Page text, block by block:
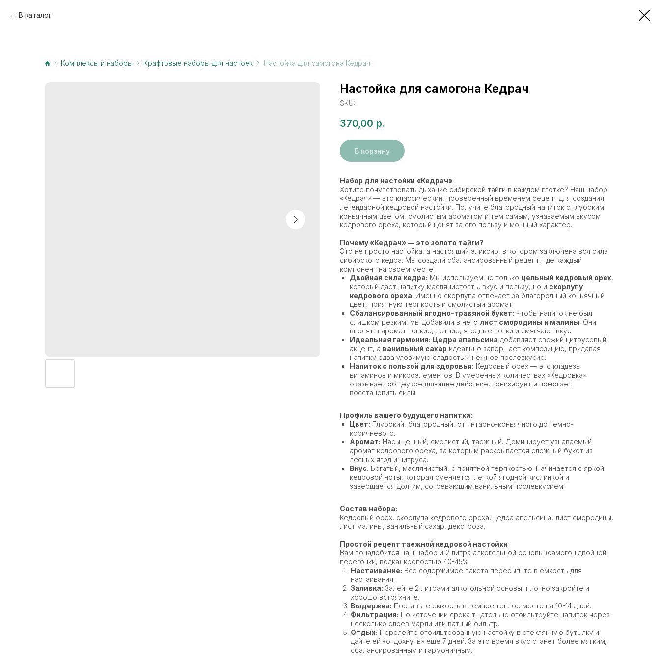
В каталог
Комплексы и наборы Крафтовые наборы для настоек Настойка для самогона Кедрач
Настойка для самогона Кедрач
SKU:
370,00 р.
В корзину
Набор для настойки «Кедрач»
Хотите почувствовать дыхание сибирской тайги в каждом глотке? Наш набор
«Кедрач» — это классический, проверенный временем рецепт для создания
легендарной кедровой настойки. Получите благородный напиток с глубоким
коньячным цветом, смолистым ароматом и тем самым, узнаваемым вкусом
кедрового ореха, который ценят за его пользу и мощный характер.
Почему «Кедрач» — это золото тайги?
Это не просто настойка, а настоящий эликсир, в котором заключена вся сила
сибирского кедра. Мы создали сбалансированный рецепт, где каждый
компонент на своем месте.
Двойная сила кедра: Мы используем не только цельный кедровый орех,
который дает напитку маслянистость, вкус и пользу, но и скорлупу
кедрового ореха. Именно скорлупа отвечает за благородный коньячный
цвет, приятную терпкость и смолистый аромат.
Сбалансированный ягодно-травяной букет: Чтобы напиток не был
слишком резким, мы добавили в него лист смородины и малины. Они
вносят в аромат тонкие, летние, ягодные нотки и смягчают вкус.
Идеальная гармония: Цедра апельсина добавляет свежий цитрусовый
акцент, а ванильный сахар идеально завершает композицию, придавая
напитку едва уловимую сладость и нежное послевкусие.
Напиток с пользой для здоровья: Кедровый орех — это кладезь
витаминов и микроэлементов. В умеренных количествах «Кедровка»
оказывает общеукрепляющее действие, тонизирует и помогает
восстановить силы.
Профиль вашего будущего напитка:
Цвет: Глубокий, благородный, от янтарно-коньячного до темно-
коричневого.
Аромат: Насыщенный, смолистый, таежный. Доминирует узнаваемый
аромат кедрового ореха, за которым раскрывается сложный букет из
лесных ягод и цитруса.
Вкус: Богатый, маслянистый, с приятной терпкостью. Начинается с яркой
кедровой ноты, которая сменяется легкой ягодной кислинкой и
завершается долгим, согревающим ванильным послевкусием.
Состав набора:
Кедровый орех, скорлупа кедрового ореха, цедра апельсина, лист смородины,
лист малины, ванильный сахар, декстроза.
Простой рецепт таежной кедровой настойки
Вам понадобится наш набор и 2 литра алкогольной основы (самогон двойной
перегонки, водка) крепостью 40-45%.
Настаивание: Все содержимое пакета пересыпьте в емкость для
настаивания.
Заливка: Залейте 2 литрами алкогольной основы, плотно закройте и
хорошо встряхните.
Выдержка: Поставьте емкость в темное теплое место на 10-14 дней.
Фильтрация: По истечении срока тщательно отфильтруйте напиток через
несколько слоев марли или ватный фильтр.
Отдых: Перелейте отфильтрованную настойку в стеклянную бутылку и
дайте ей «отдохнуть» еще 7 дней. За это время вкус станет более мягким,
сбалансированным и гармоничным.